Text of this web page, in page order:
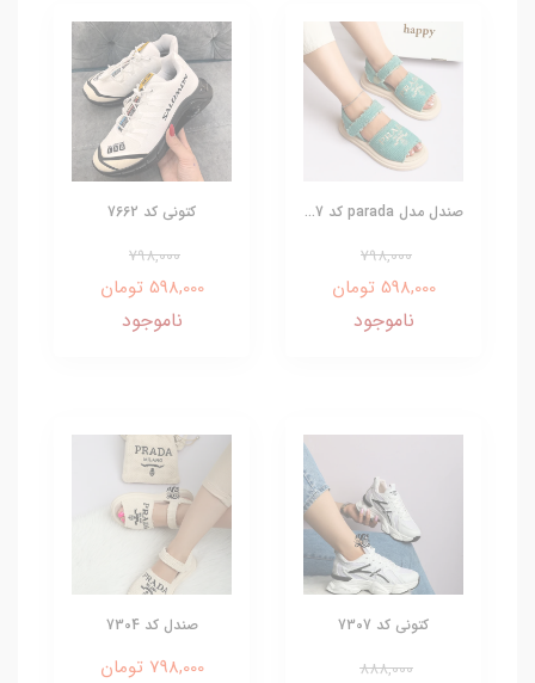
صندل مدل parada کد 7...
798,000
598,000 تومان
ناموجود
کتونی کد 7662
798,000
598,000 تومان
ناموجود
کتونی کد 7307
888,000
صندل کد 7304
798,000 تومان